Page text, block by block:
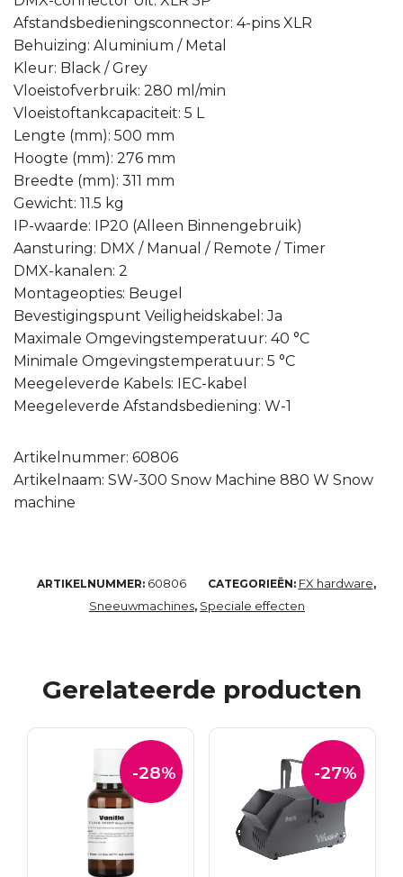
Afstandsbedieningsconnector: 4-pins XLR
Behuizing: Aluminium / Metal
Kleur: Black / Grey
Vloeistofverbruik: 280 ml/min
Vloeistoftankcapaciteit: 5 L
Lengte (mm): 500 mm
Hoogte (mm): 276 mm
Breedte (mm): 311 mm
Gewicht: 11.5 kg
IP-waarde: IP20 (Alleen Binnengebruik)
Aansturing: DMX / Manual / Remote / Timer
DMX-kanalen: 2
Montageopties: Beugel
Bevestigingspunt Veiligheidskabel: Ja
Maximale Omgevingstemperatuur: 40 °C
Minimale Omgevingstemperatuur: 5 °C
Meegeleverde Kabels: IEC-kabel
Meegeleverde Afstandsbediening: W-1
Artikelnummer: 60806
Artikelnaam: SW-300 Snow Machine 880 W Snow
machine
ARTIKELNUMMER: 60806 CATEGORIEËN: FX hardware,
Sneeuwmachines, Speciale effecten
Gerelateerde producten
-28% -27%